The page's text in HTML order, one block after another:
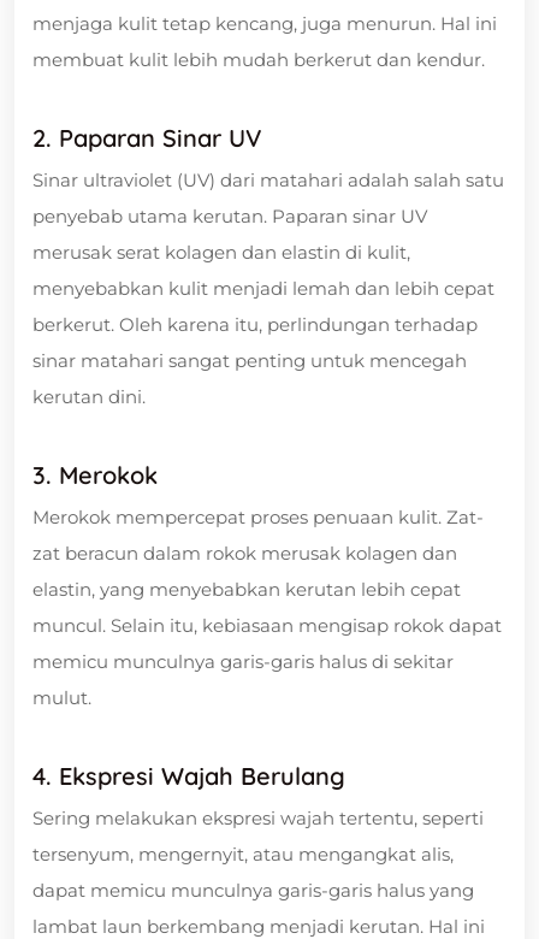
menjaga kulit tetap kencang, juga menurun. Hal ini
membuat kulit lebih mudah berkerut dan kendur.
2. Paparan Sinar UV
Sinar ultraviolet (UV) dari matahari adalah salah satu
penyebab utama kerutan. Paparan sinar UV
merusak serat kolagen dan elastin di kulit,
menyebabkan kulit menjadi lemah dan lebih cepat
berkerut. Oleh karena itu, perlindungan terhadap
sinar matahari sangat penting untuk mencegah
kerutan dini.
3. Merokok
Merokok mempercepat proses penuaan kulit. Zat-
zat beracun dalam rokok merusak kolagen dan
elastin, yang menyebabkan kerutan lebih cepat
muncul. Selain itu, kebiasaan mengisap rokok dapat
memicu munculnya garis-garis halus di sekitar
mulut.
4. Ekspresi Wajah Berulang
Sering melakukan ekspresi wajah tertentu, seperti
tersenyum, mengernyit, atau mengangkat alis,
dapat memicu munculnya garis-garis halus yang
lambat laun berkembang menjadi kerutan. Hal ini